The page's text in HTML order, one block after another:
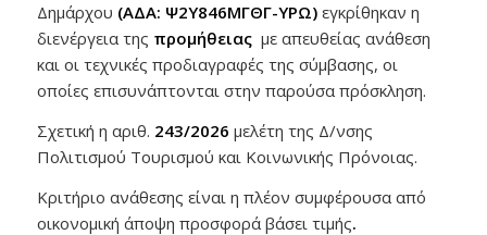
Δημάρχου (ΑΔΑ: Ψ2Υ846ΜΓΘΓ-ΥΡΩ) εγκρίθηκαν η
διενέργεια της προμήθειας με απευθείας ανάθεση
και οι τεχνικές προδιαγραφές της σύμβασης, οι
οποίες επισυνάπτονται στην παρούσα πρόσκληση.
Σχετική η αριθ. 243/2026 μελέτη της Δ/νσης
Πολιτισμού Τουρισμού και Κοινωνικής Πρόνοιας.
Κριτήριο ανάθεσης είναι η πλέον συμφέρουσα από
οικονομική άποψη προσφορά βάσει τιμής.